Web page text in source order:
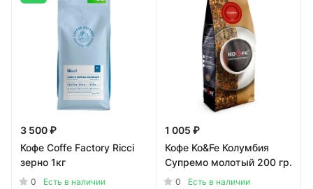
3 500 ₽
Кофе Coffe Factory Ricci
зерно 1кг
0
Есть в наличии
1 005 ₽
Кофе Ko&Fe Колумбия
Супремо молотый 200 гр.
0
Есть в наличии